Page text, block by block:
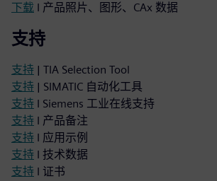
下载 I 产品照片、图形、CAx 数据
支持
支持 | TIA Selection Tool
支持 | SIMATIC 自动化工具
支持 I Siemens 工业在线支持
支持 I 产品备注
支持 I 应用示例
支持 I 技术数据
支持 I 证书